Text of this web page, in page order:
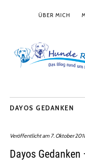
ÜBER MICH
DAYOS GEDANKEN
Veröffentlicht am 7. Oktober
Dayos